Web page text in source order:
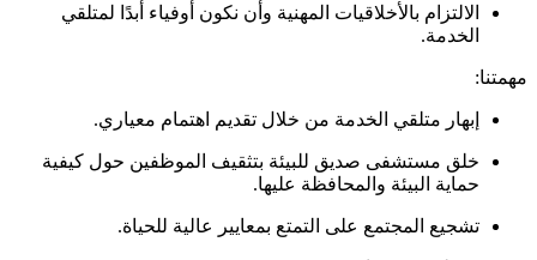
الالتزام بالأخلاقيات المهنية وأن نكون أوفياء أبدًا لمتلقي
الخدمة.
مهمتنا:
إبهار متلقي الخدمة من خلال تقديم اهتمام معياري.
خلق مستشفى صديق للبيئة بتثقيف الموظفين حول كيفية
حماية البيئة والمحافظة عليها.
تشجيع المجتمع على التمتع بمعايير عالية للحياة.